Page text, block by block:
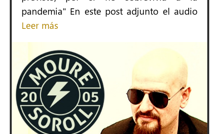
pandemia" En este post adjunto el audio
Leer más